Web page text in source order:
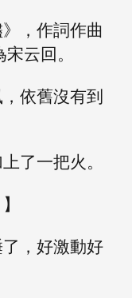
，作詞作曲
云回。
依舊沒有到
了一把火。
了，好激動好